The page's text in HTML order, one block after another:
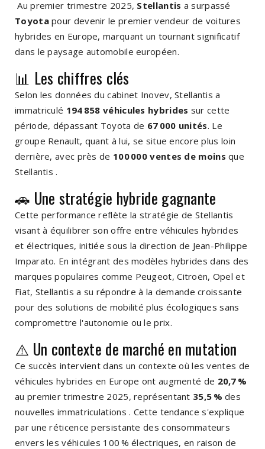
Au premier trimestre 2025, Stellantis a surpassé
Toyotapour devenir le premier vendeur de voitures
hybrides en Europe, marquant un tournant significatif
dans le paysage automobile européen.
📊 Les chiffres clés
Selon les données du cabinet Inovev, Stellantis a
immatriculé 194 858 véhicules hybrides sur cette
période, dépassant Toyota de 67 000 unités. Le
groupe Renault, quant à lui, se situe encore plus loin
derrière, avec près de 100 000 ventes de moins que
Stellantis .
🚗 Une stratégie hybride gagnante
Cette performance reflète la stratégie de Stellantis
visant à équilibrer son offre entre véhicules hybrides
et électriques, initiée sous la direction de Jean-Philippe
Imparato. En intégrant des modèles hybrides dans des
marques populaires comme Peugeot, Citroën, Opel et
Fiat, Stellantis a su répondre à la demande croissante
pour des solutions de mobilité plus écologiques sans
compromettre l'autonomie ou le prix.
⚠️ Un contexte de marché en mutation
Ce succès intervient dans un contexte où les ventes de
véhicules hybrides en Europe ont augmenté de 20,7 %
au premier trimestre 2025, représentant 35,5 % des
nouvelles immatriculations . Cette tendance s'explique
par une réticence persistante des consommateurs
envers les véhicules 100 % électriques, en raison de